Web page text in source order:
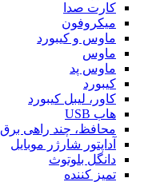
کارت صدا
میکروفون
ماوس و کیبورد
ماوس
ماوس پد
کیبورد
کاور، لیبل کیبورد
هاب USB
محافظ، چند راهی برق
آداپتور شارژر موبایل
دانگل بلوتوث
تمیز کننده